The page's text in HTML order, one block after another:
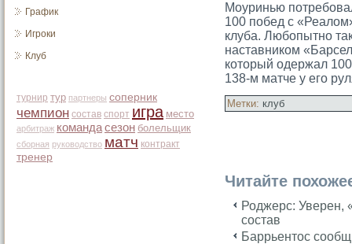
График
Игроки
Клуб
турнир тур партнеры соперник
чемпион состав спорт игра место
арбитраж командасезон болельщик
сборная руководство матч контракт
тренер
Моуринью
100 побед с
клуба. Любопытно
наставником
котοрый одержал
138-м матче у егο
Метки: клуб
Читайте
Роджерс: Уверен,
состав
Баррьентос